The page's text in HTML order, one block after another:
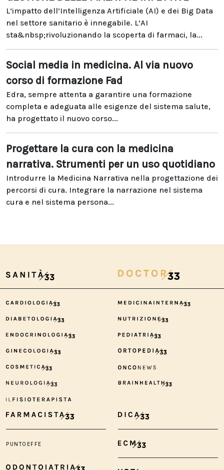
L’impatto dell’Intelligenza Artificiale (AI) e dei Big Data
nel settore sanitario è innegabile. L’AI
sta&nbsp;rivoluzionando la scoperta di farmaci, la...
Social media in medicina. Al via nuovo
corso di formazione Fad
Edra, sempre attenta a garantire una formazione
completa e adeguata alle esigenze del sistema salute,
ha progettato il nuovo corso...
Progettare la cura con la medicina
narrativa. Strumenti per un uso quotidiano
Introdurre la Medicina Narrativa nella progettazione dei
percorsi di cura. Integrare la narrazione nel sistema
cura e nel sistema persona...